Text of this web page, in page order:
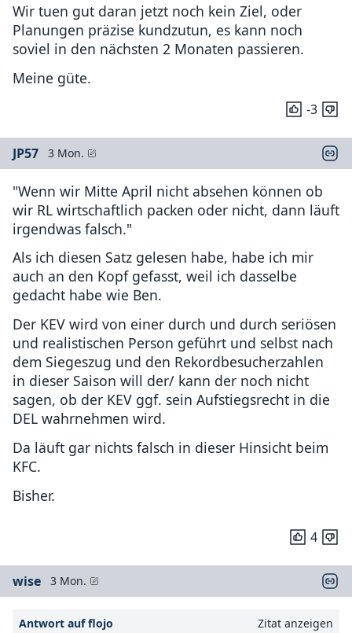
Wir tuen gut daran jetzt noch kein Ziel, oder
Planungen präzise kundzutun, es kann noch
soviel in den nächsten 2 Monaten passieren.
Meine güte.
-3
JP57 3 Mon.
"Wenn wir Mitte April nicht absehen können ob
wir RL wirtschaftlich packen oder nicht, dann läuft
irgendwas falsch."
Als ich diesen Satz gelesen habe, habe ich mir
auch an den Kopf gefasst, weil ich dasselbe
gedacht habe wie Ben.
Der KEV wird von einer durch und durch seriösen
und realistischen Person geführt und selbst nach
dem Siegeszug und den Rekordbesucherzahlen
in dieser Saison will der/ kann der noch nicht
sagen, ob der KEV ggf. sein Aufstiegsrecht in die
DEL wahrnehmen wird.
Da läuft gar nichts falsch in dieser Hinsicht beim
KFC.
Bisher.
4
wise 3 Mon.
Antwort auf flojo Zitat anzeigen